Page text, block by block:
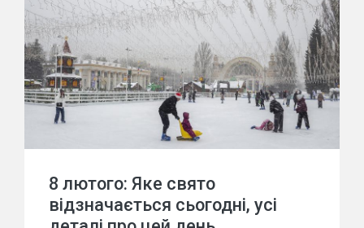
8 лютого: Яке свято
відзначається сьогодні, усі